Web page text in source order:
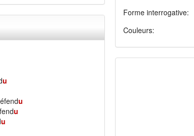
u
u
u
u
Forme interrogative:
Couleurs: